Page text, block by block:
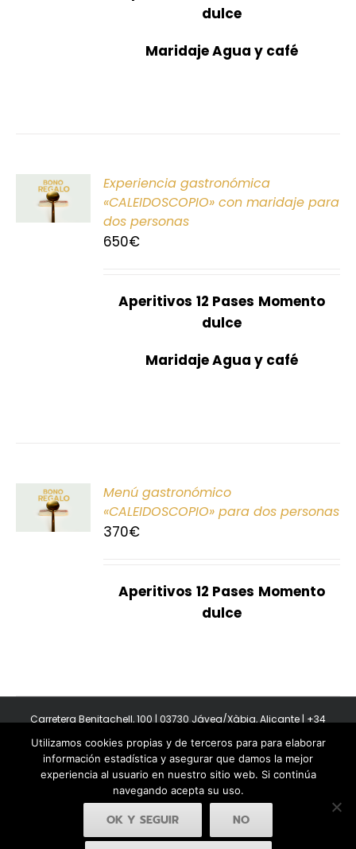
dulce
Maridaje Agua y café
Experiencia gastronómica
«CALEIDOSCOPIO» con maridaje para
dos personas
650€
Aperitivos 12 Pases Momento
dulce
Maridaje Agua y café
Menú gastronómico
«CALEIDOSCOPIO» para dos personas
370€
Aperitivos 12 Pases Momento
dulce
Carretera Benitachell, 100 | 03730 Jávea/Xàbia, Alicante | +34
Copyright 2011-2026 BonAmb Restaurant | All Rights Reserved |
Política de privacidad|Powered by Insertcom
Utilizamos cookies propias y de terceros para para elaborar
información estadística y asegurar que damos la mejor
experiencia al usuario en nuestro sitio web. Si continúa
navegando acepta su uso.
OK Y SEGUIR NO